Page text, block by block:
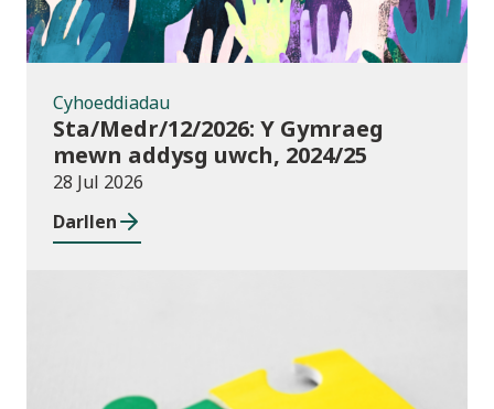
Cyhoeddiadau
Sta/Medr/12/2026: Y Gymraeg
mewn addysg uwch, 2024/25
28 Jul 2026
Darllen